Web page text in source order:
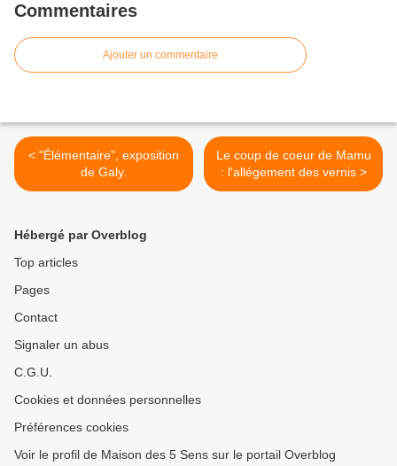
Commentaires
Ajouter un commentaire
< "Élémentaire", exposition
de Galy.
Le coup de coeur de Mamu
: l'allégement des vernis >
Hébergé par Overblog
Top articles
Pages
Contact
Signaler un abus
C.G.U.
Cookies et données personnelles
Préférences cookies
Voir le profil de Maison des 5 Sens sur le portail Overblog